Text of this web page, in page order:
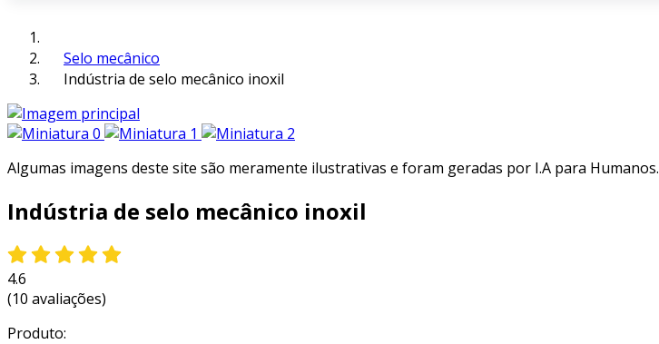
Selo mecânico
Indústria de selo mecânico inoxil
Algumas imagens deste site são meramente ilustrativas e foram geradas por I.A para Humanos.
Indústria de selo mecânico inoxil
4.6
(10 avaliações)
Produto: